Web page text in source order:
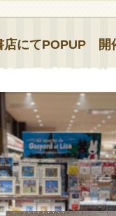
店にてPOPUP 開